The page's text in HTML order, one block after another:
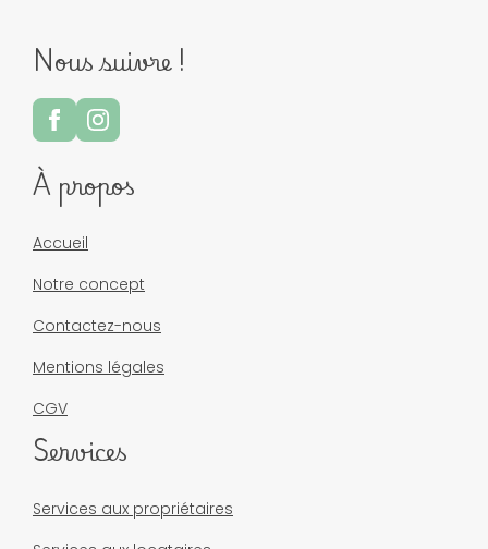
Nous suivre !
À propos
Accueil
Notre concept
Contactez-nous
Mentions légales
CGV
Services
Services aux propriétaires